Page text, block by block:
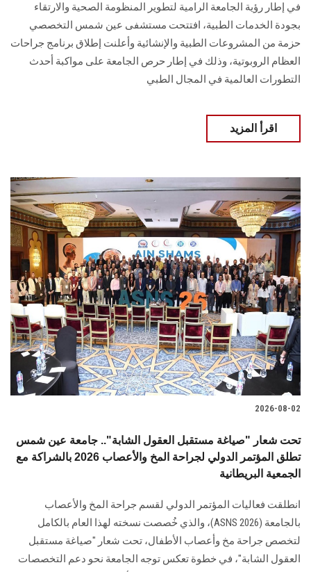
في إطار رؤية الجامعة الرامية لتطوير المنظومة الصحية والارتقاء
بجودة الخدمات الطبية، افتتحت مستشفى عين شمس التخصصي
حزمة من المشروعات الطبية والإنشائية وأعلنت إطلاق برنامج جراحات
العظام الروبوتية، وذلك في إطار حرص الجامعة على مواكبة أحدث
التطورات العالمية في المجال الطبي
اقرأ المزيد
2026-08-02
تحت شعار "صياغة مستقبل العقول الشابة".. جامعة عين شمس
تطلق المؤتمر الدولي لجراحة المخ والأعصاب 2026 بالشراكة مع
الجمعية البريطانية
انطلقت فعاليات المؤتمر الدولي لقسم جراحة المخ والأعصاب
بالجامعة (ASNS 2026)، والذي خُصصت نسخته لهذا العام بالكامل
لتخصص جراحة مخ وأعصاب الأطفال، تحت شعار "صياغة مستقبل
العقول الشابة"، في خطوة تعكس توجه الجامعة نحو دعم التخصصات